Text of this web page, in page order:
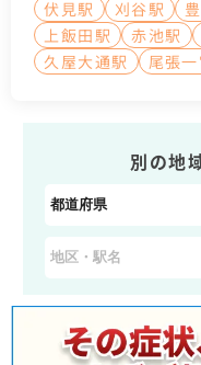
伏見駅
刈谷駅
上飯田駅
赤池駅
久屋大通駅
尾張
別の地